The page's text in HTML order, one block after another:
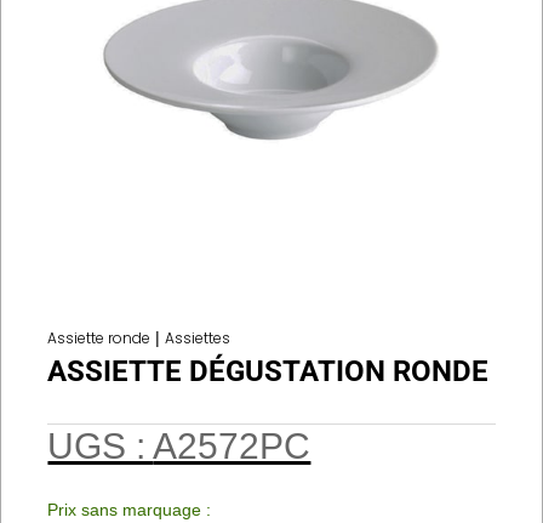
Assiette ronde |Assiettes
ASSIETTE DÉGUSTATION RONDE
UGS :A2572PC
Prix sans marquage :